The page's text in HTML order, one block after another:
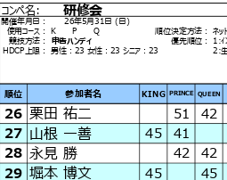
コンペ名: 研修会
開催年月日： 26年5月31日 (日)
使用コース： K P Q 順位決定方法：
ネッ
競技方法： 申告ハンディ 優先順位： 1:ｲ
HDCP上限： 男性：23 女性：23 シニア：23 2:
順位 参加者名 KING PRINCE QUEEN
26 栗田 祐二 51 42
27 山根 一善 45 41
28 永見 勝 42 42
29 堀本 博文 45 45